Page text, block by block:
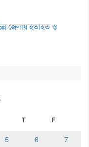
জেলায় হতাহত ও
T F
5 6
7